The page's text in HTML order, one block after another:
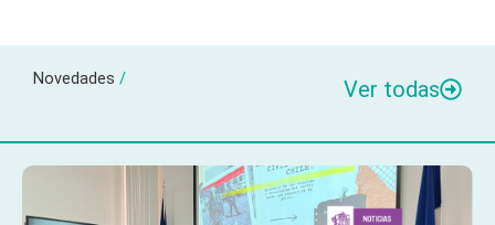
Novedades / Ver todas